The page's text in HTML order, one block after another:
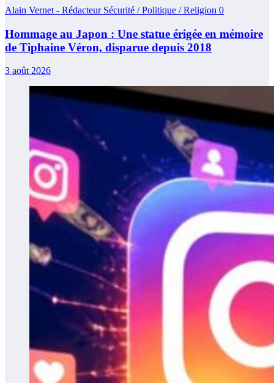
Alain Vernet - Rédacteur Sécurité / Politique / Religion 0
Hommage au Japon : Une statue érigée en mémoire
de Tiphaine Véron, disparue depuis 2018
3 août 2026